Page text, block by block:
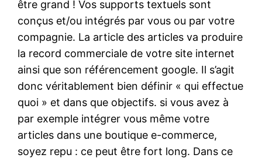
être grand ! Vos supports textuels sont
conçus et/ou intégrés par vous ou par votre
compagnie. La article des articles va produire
la record commerciale de votre site internet
ainsi que son référencement google. Il s’agit
donc véritablement bien définir « qui effectue
quoi » et dans que objectifs. si vous avez à
par exemple intégrer vous même votre
articles dans une boutique e-commerce,
soyez repu : ce peut être fort long. Dans ce